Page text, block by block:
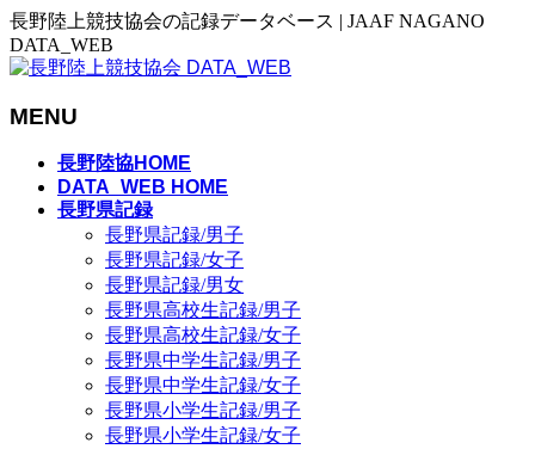
長野陸上競技協会の記録データベース | JAAF NAGANO
DATA_WEB
MENU
長野陸協HOME
DATA_WEB HOME
長野県記録
長野県記録/男子
長野県記録/女子
長野県記録/男女
長野県高校生記録/男子
長野県高校生記録/女子
長野県中学生記録/男子
長野県中学生記録/女子
長野県小学生記録/男子
長野県小学生記録/女子